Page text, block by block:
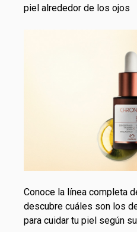
piel alrededor de los ojos
Conoce la línea completa
descubre cuáles son los
para cuidar tu piel según